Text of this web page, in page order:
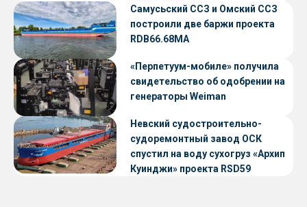
Самусьский ССЗ и Омский ССЗ
построили две баржи проекта
RDB66.68МА
«Перпетуум-мобиле» получила
свидетельство об одобрении на
генераторы Weiman
Невский судостроительно-
судоремонтный завод ОСК
спустил на воду сухогруз «Архип
Куинджи» проекта RSD59